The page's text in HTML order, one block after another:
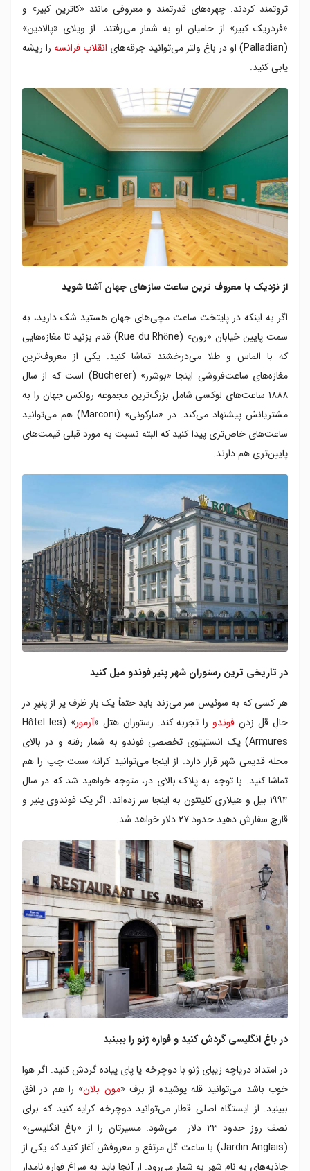
ثروتمند کردند. چهره‌های قدرتمند و معروفی مانند «کاترین کبیر» و
«فردریک کبیر» از حامیان او به شمار می‌رفتند. از ویلای «پالادین»
(Palladian) او در باغ ولتر می‌توانید جرقه‌های
انقلاب فرانسهرا ریشه‌
یابی کنید.
از نزدیک با معروف ترین ساعت سازهای جهان آشنا شوید
اگر به اینکه در پایتخت ساعت مچی‌های جهان هستید شک دارید، به
سمت پایین خیابان «رون» (Rue du Rhône) قدم بزنید تا مغازه‌هایی
که با الماس و طلا می‌درخشند تماشا کنید. یکی از معروف‌ترین
مغازه‌های ساعت‌فروشی اینجا «بوشرر» (Bucherer) است که از سال
۱۸۸۸ ساعت‌های لوکسی شامل بزرگ‌ترین مجموعه رولکس جهان را به
مشتریانش پیشنهاد می‌کند. در «مارکونی» (Marconi) هم می‌توانید
ساعت‌های خاص‌تری پیدا کنید که البته نسبت به مورد قبلی قیمت‌های
پایین‌تری هم دارند.
در تاریخی ترین رستوران شهر پنیر فوندو میل کنید
هر کسی که به سوئیس سر می‌زند باید حتماً یک بار ظرف پر از پنیرِ در
حالِ قل زدنِ فوندو را تجربه کند. رستوران هتل «آرمور
» (Hôtel les
Armures) یک انستیتوی تخصصی فوندو به شمار رفته و در بالای
محله قدیمی شهر قرار دارد. از اینجا می‌توانید کرانه سمت چپ را هم
تماشا کنید. با توجه به پلاک بالای در، متوجه خواهید شد که در سال
۱۹۹۴ بیل و هیلاری کلینتون به اینجا سر زده‌اند. اگر یک فوندوی پنیر و
قارچ سفارش دهید حدود ۲۷ دلار خواهد شد.
در باغ انگلیسی گردش کنید و فواره ژنو را ببینید
در امتداد دریاچه زیبای ژنو با دوچرخه یا پای پیاده گردش کنید. اگر هوا
خوب باشد می‌توانید قله پوشیده از برف «مون بلان» را هم در افق
ببینید. از ایستگاه اصلی قطار می‌توانید دوچرخه کرایه کنید که برای
نصف روز حدود ۲۳ دلار می‌شود. مسیرتان را از «باغ انگلیسی»
(Jardin Anglais) با ساعت گل مرتفع و معروفش آغاز کنید که یکی از
جاذبه‌های به نام شهر به شمار می‌رود. از آنجا باید به سراغ فواره نامدار